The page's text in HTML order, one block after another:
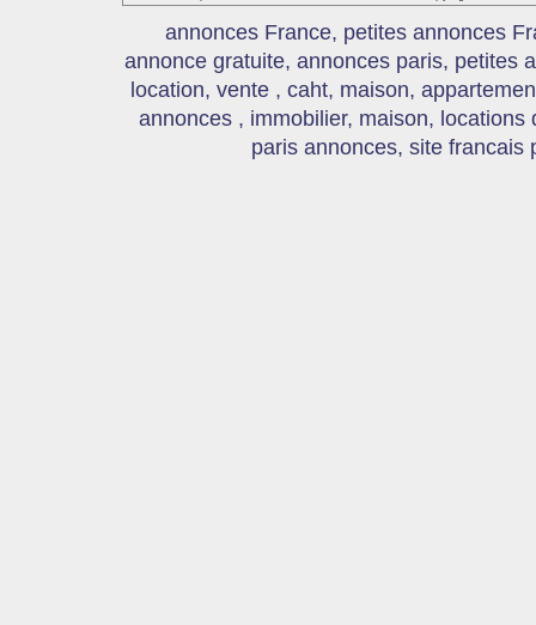
annonces France, petites annonces
annonce gratuite, annonces paris, petites
location, vente , caht, maison,
annonces , immobilier, maison,
paris annonces, site francais